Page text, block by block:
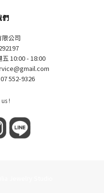
們
公司
10:00 - 18:00
552-9326
!